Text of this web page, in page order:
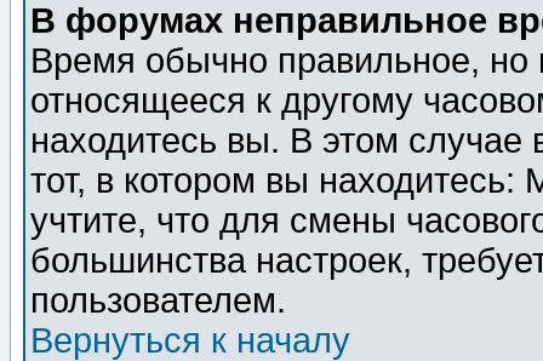
В форумах неправильное
Время обычно правильное,
относящееся к другому
находитесь вы. В этом
тот, в котором вы
учтите, что для смены
большинства настроек,
пользователем.
Вернуться к началу